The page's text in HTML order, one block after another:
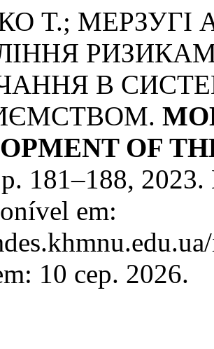
T.; МЕРЗУГІ
В
OF
181–188,
em:
10 сер. 2026.